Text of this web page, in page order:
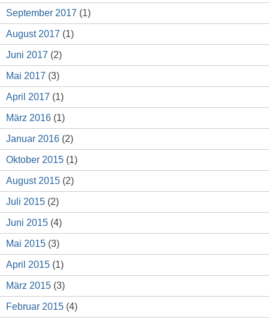
September 2017 (1)
August 2017 (1)
Juni 2017 (2)
Mai 2017 (3)
April 2017 (1)
März 2016 (1)
Januar 2016 (2)
Oktober 2015 (1)
August 2015 (2)
Juli 2015 (2)
Juni 2015 (4)
Mai 2015 (3)
April 2015 (1)
März 2015 (3)
Februar 2015 (4)